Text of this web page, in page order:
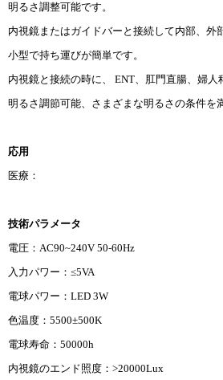
明るさ調整可能です。
内視鏡またはガイドバーと接続して内部、外
小型で持ち運びが簡単です。
内視鏡と接続の時に、 ENT、肛門直腸、婦人
明るさ調節可能、さまざまな明るさの条件を
応用
医療：
技術パラメータ
電圧：AC90~240V 50-60Hz
入力パワー：≤5VA
電球パワー：LED 3W
色温度：5500±500K
電球寿命：50000h
内視鏡のエンド照度：>20000Lux